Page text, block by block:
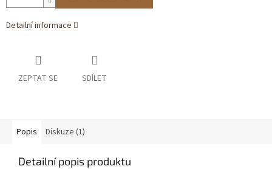
Detailní informace
ZEPTAT SE SDÍLET
Popis Diskuze (1)
Detailní popis produktu